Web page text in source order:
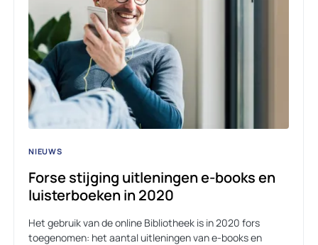
NIEUWS
Forse stijging uitleningen e-books en
luisterboeken in 2020
Het gebruik van de online Bibliotheek is in 2020 fors
toegenomen: het aantal uitleningen van e-books en